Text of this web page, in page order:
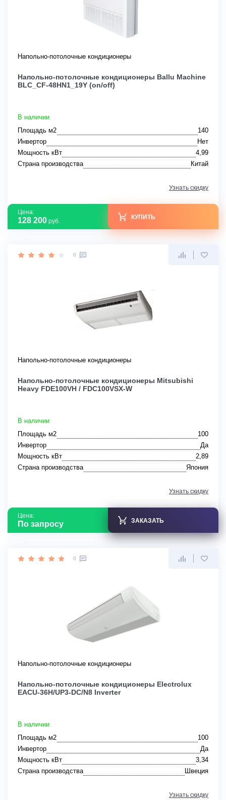
Напольно-потолочные кондиционеры
Напольно-потолочные кондиционеры Ballu Machine
BLC_CF-48HN1_19Y (on/off)
В наличии
Площадь м2
140
Инвертор
Нет
Мощность кВт
4,99
Страна производства
Китай
Узнать скидку
Цена:
128 200 руб.
КУПИТЬ
0
Напольно-потолочные кондиционеры
Напольно-потолочные кондиционеры Mitsubishi
Heavy FDE100VH / FDC100VSX-W
В наличии
Площадь м2
100
Инвертор
Да
Мощность кВт
2,89
Страна производства
Япония
Узнать скидку
Цена:
По запросу ЗАКАЗАТЬ
0
Напольно-потолочные кондиционеры
Напольно-потолочные кондиционеры Electrolux
EACU-36H/UP3-DC/N8 Inverter
В наличии
Площадь м2
100
Инвертор
Да
Мощность кВт
3,34
Страна производства
Швеция
Узнать скидку